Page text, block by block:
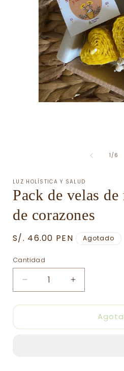
1/de
6
LUZ HOLÍSTICA Y SALUD
Pack de velas
de corazones
Precio
S/. 46.00 PEN Agotado
Cantidad
Cantidad
Reducir
cantidad
para
de
Aumentar
cantidad
para
de